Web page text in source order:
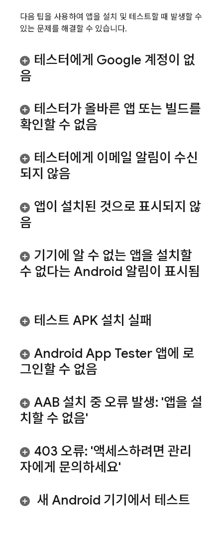
다음 팁을 사용하여 앱을 설치 및 테스트할 때 발생할 수
있는 문제를 해결할 수 있습니다.
테스터에게 Google 계정이 없
음
테스터가 올바른 앱 또는 빌드를
확인할 수 없음
테스터에게 이메일 알림이 수신
되지 않음
앱이 설치된 것으로 표시되지 않
음
기기에 알 수 없는 앱을 설치할
수 없다는 Android 알림이 표시됨
테스트 APK 설치 실패
Android App Tester 앱에 로
그인할 수 없음
AAB 설치 중 오류 발생: '앱을 설
치할 수 없음'
403 오류: '액세스하려면 관리
자에게 문의하세요'
새 Android 기기에서 테스트